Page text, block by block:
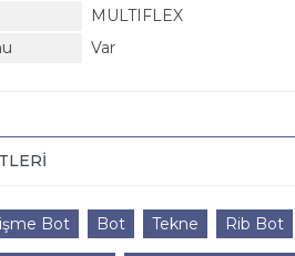
MULTIFLEX
Var
Bot Bot Tekne Rib Bot